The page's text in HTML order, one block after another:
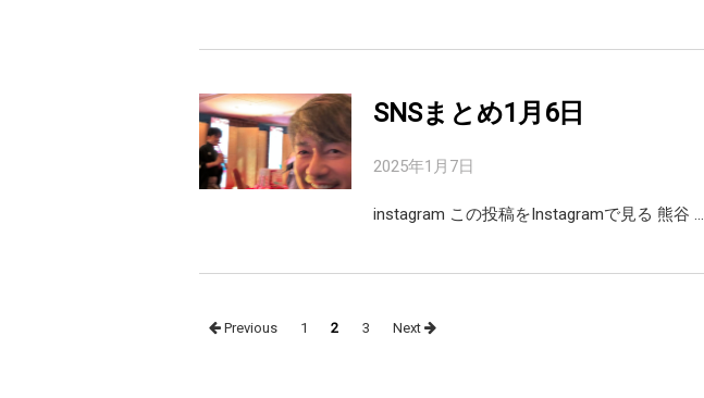
SNSまとめ1月6日
2025年1月7日
instagram この投稿をInstagramで見る 熊谷 …
PostsPrevious 1 2 3 Next